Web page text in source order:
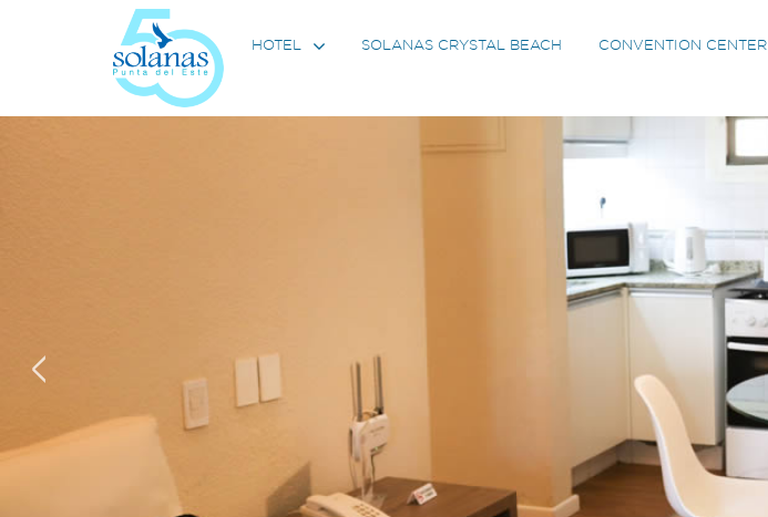
HOTEL SOLANAS CRYSTAL BEACH CONVENTION CENTER